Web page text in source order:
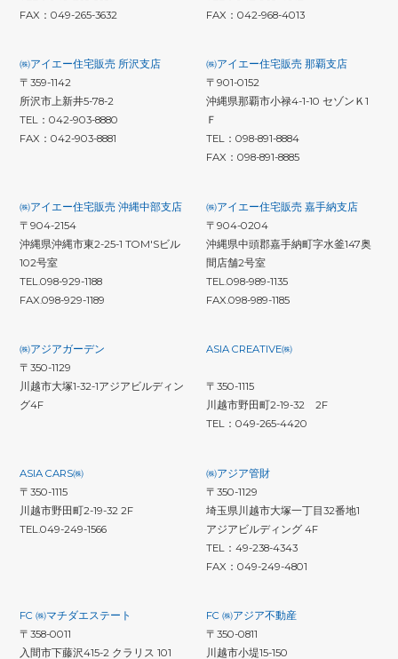
FAX：049-265-3632
FAX：042-968-4013
㈱アイエー住宅販売 所沢支店
〒359-1142
所沢市上新井5-78-2
TEL：042-903-8880
FAX：042-903-8881
㈱アイエー住宅販売 那覇支店
〒901-0152
沖縄県那覇市小禄4-1-10 セゾンＫ1
Ｆ
TEL：098-891-8884
FAX：098-891-8885
㈱アイエー住宅販売 沖縄中部支店
〒904-2154
沖縄県沖縄市東2-25-1 TOM'Sビル
102号室
TEL.098-929-1188
FAX.098-929-1189
㈱アイエー住宅販売 嘉手納支店
〒904-0204
沖縄県中頭郡嘉手納町字水釜147奥
間店舗2号室
TEL.098-989-1135
FAX.098-989-1185
㈱アジアガーデン
〒350-1129
川越市大塚1-32-1アジアビルディン
グ4F
ASIA CREATIVE㈱
〒350-1115
川越市野田町2-19-32 2F
TEL：049-265-4420
ASIA CARS㈱
〒350-1115
川越市野田町2-19-32 2F
TEL.049-249-1566
㈱アジア管財
〒350-1129
埼玉県川越市大塚一丁目32番地1
アジアビルディング 4F
TEL：49-238-4343
FAX：049-249-4801
FC ㈱マチダエステート
〒358-0011
入間市下藤沢415-2 クラリス 101
FC ㈱アジア不動産
〒350-0811
川越市小堤15-150